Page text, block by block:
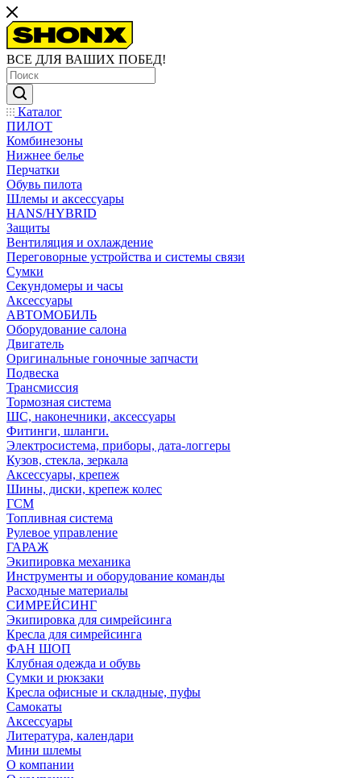
ВСЕ ДЛЯ ВАШИХ ПОБЕД!
Каталог
ПИЛОТ
Комбинезоны
Нижнее белье
Перчатки
Обувь пилота
Шлемы и аксессуары
HANS/HYBRID
Защиты
Вентиляция и охлаждение
Переговорные устройства и системы связи
Сумки
Секундомеры и часы
Аксессуары
АВТОМОБИЛЬ
Оборудование салона
Двигатель
Оригинальные гоночные запчасти
Подвеска
Трансмиссия
Тормозная система
ШС, наконечники, аксессуары
Фитинги, шланги.
Электросистема, приборы, дата-логгеры
Кузов, стекла, зеркала
Аксессуары, крепеж
Шины, диски, крепеж колес
ГСМ
Топливная система
Рулевое управление
ГАРАЖ
Экипировка механика
Инструменты и оборудование команды
Расходные материалы
СИМРЕЙСИНГ
Экипировка для симрейсинга
Кресла для симрейсинга
ФАН ШОП
Клубная одежда и обувь
Сумки и рюкзаки
Кресла офисные и складные, пуфы
Самокаты
Аксессуары
Литература, календари
Мини шлемы
О компании